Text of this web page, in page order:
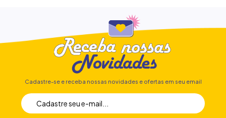
Cadastre-se e receba nossas novidades e ofertas em seu email